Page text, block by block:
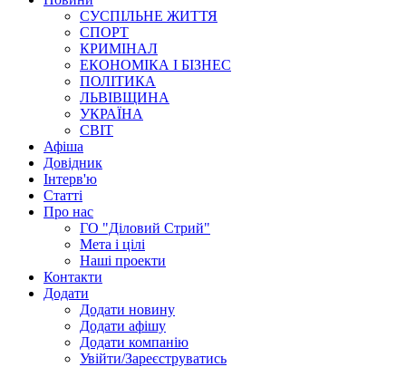
СУСПІЛЬНЕ ЖИТТЯ
СПОРТ
КРИМІНАЛ
ЕКОНОМІКА І БІЗНЕС
ПОЛІТИКА
ЛЬВІВЩИНА
УКРАЇНА
СВІТ
Афіша
Довідник
Інтерв'ю
Статті
Про нас
ГО "Діловий Стрий"
Мета і цілі
Наші проекти
Контакти
Додати
Додати новину
Додати афішу
Додати компанію
Увійти/Зареєструватись